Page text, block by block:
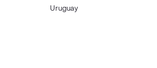
Uruguay